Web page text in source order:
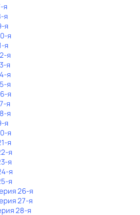
я
я
я
я
я
я
я
я
я
я
я
я
я
я
я
я
я
я
я
26-я
27-я
28-я